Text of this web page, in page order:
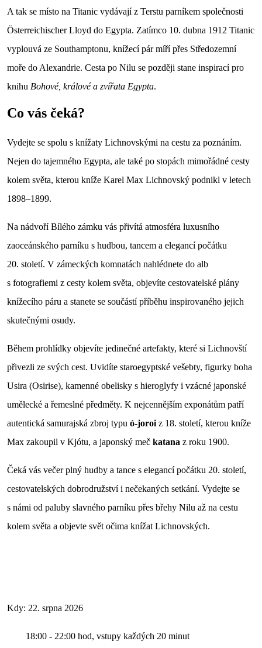
A tak se místo na Titanic vydávají z Terstu parníkem společnosti
Österreichischer Lloyd do Egypta. Zatímco 10. dubna 1912 Titanic
vyplouvá ze Southamptonu, knížecí pár míří přes Středozemní
moře do Alexandrie. Cesta po Nilu se později stane inspirací pro
knihu Bohové, králové a zvířata Egypta.
Co vás čeká?
Vydejte se spolu s knížaty Lichnovskými na cestu za poznáním.
Nejen do tajemného Egypta, ale také po stopách mimořádné cesty
kolem světa, kterou kníže Karel Max Lichnovský podnikl v letech
1898–1899.
Na nádvoří Bílého zámku vás přivítá atmosféra luxusního
zaoceánského parníku s hudbou, tancem a elegancí počátku
20. století. V zámeckých komnatách nahlédnete do alb
s fotografiemi z cesty kolem světa, objevíte cestovatelské plány
knížecího páru a stanete se součástí příběhu inspirovaného jejich
skutečnými osudy.
Během prohlídky objevíte jedinečné artefakty, které si Lichnovští
přivezli ze svých cest. Uvidíte staroegyptské vešebty, figurky boha
Usira (Osirise), kamenné obelisky s hieroglyfy i vzácné japonské
umělecké a řemeslné předměty. K nejcennějším exponátům patří
autentická samurajská zbroj typu ó-joroi z 18. století, kterou kníže
Max zakoupil v Kjótu, a japonský meč katana z roku 1900.
Čeká vás večer plný hudby a tance s elegancí počátku 20. století,
cestovatelských dobrodružství i nečekaných setkání. Vydejte se
s námi od paluby slavného parníku přes břehy Nilu až na cestu
kolem světa a objevte svět očima knížat Lichnovských.
Kdy: 22. srpna 2026
18:00 - 22:00 hod, vstupy každých 20 minut